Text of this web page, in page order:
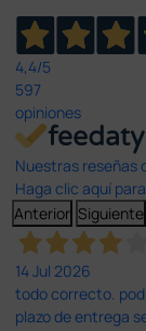
4,4/5
597
opiniones
Nuestras reseñas
Haga clic aquí
Anterior Siguiente
14 Jul 2026
todo correcto.
plazo de entrega